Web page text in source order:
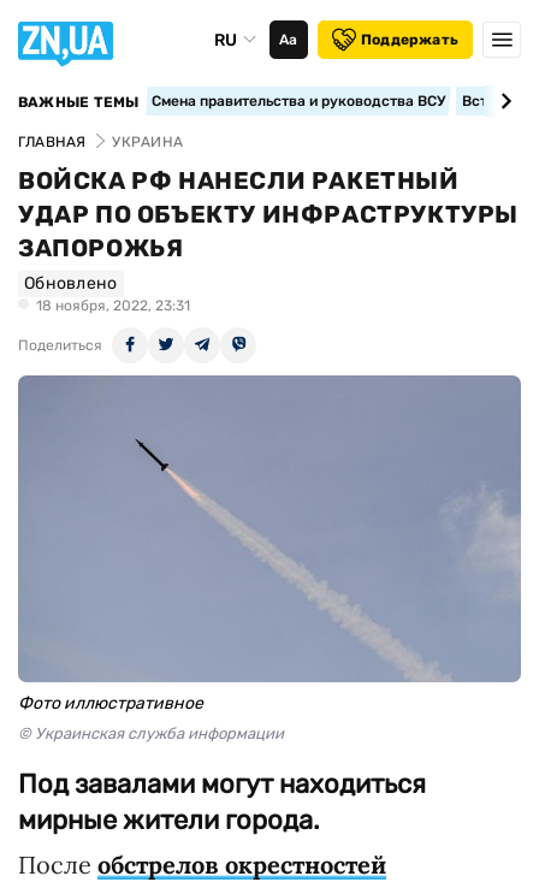
RU Аа Поддержать
ВАЖНЫЕ ТЕМЫ Смена правительства и руководства ВСУ
ГЛАВНАЯ УКРАИНА
ВОЙСКА РФ НАНЕСЛИ РАКЕТНЫЙ
УДАР ПО ОБЪЕКТУ ИНФРАСТРУКТУРЫ
ЗАПОРОЖЬЯ
Обновлено
18 ноября, 2022, 23:31
Поделиться
Фото иллюстративное
© Украинская служба информации
Под завалами могут находиться
мирные жители города.
После обстрелов окрестностей